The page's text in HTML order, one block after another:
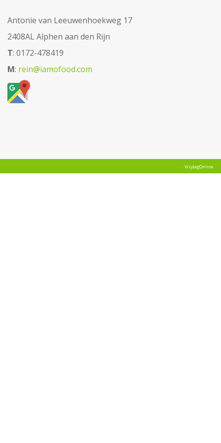
Antonie van Leeuwenhoekweg 17
2408AL Alphen aan den Rijn
T: 0172-478419
M: rein@iamofood.com
VrijdagOnline